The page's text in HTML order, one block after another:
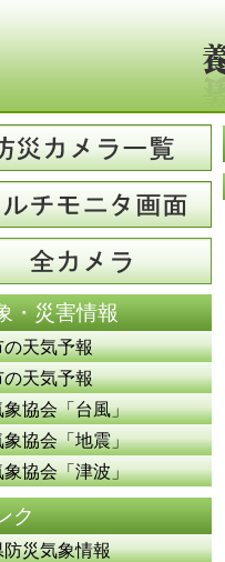
・災害情報
天気予報
天気予報
協会「台風」
協会「地震」
協会「津波」
ク
災気象情報